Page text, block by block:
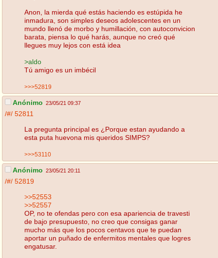
Anon, la mierda qué estás haciendo es estúpida he
inmadura, son simples deseos adolescentes en un
mundo llenó de morbo y humillación, con autoconvicion
barata, piensa lo qué harás, aunque no creó qué
llegues muy lejos con está idea
>aldo
Tú amigo es un imbécil
>>>52819
Anónimo 23/05/21 09:37
/#/ 52811
La pregunta principal es ¿Porque estan ayudando a
esta puta huevona mis queridos SIMPS?
>>>53110
Anónimo 23/05/21 20:11
/#/ 52819
>>52553
>>52557
OP, no te ofendas pero con esa apariencia de travesti
de bajo presupuesto, no creo que consigas ganar
mucho más que los pocos centavos que te puedan
aportar un puñado de enfermitos mentales que logres
engatusar.